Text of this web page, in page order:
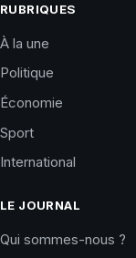
RUBRIQUES
À la une
Politique
Économie
Sport
International
LE JOURNAL
Qui sommes-nous ?